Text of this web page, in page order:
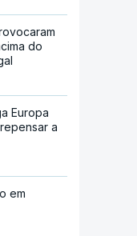
do
Europa
a
em